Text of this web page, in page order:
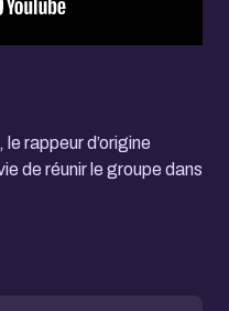
rappeur d’origine
de réunir le groupe dans